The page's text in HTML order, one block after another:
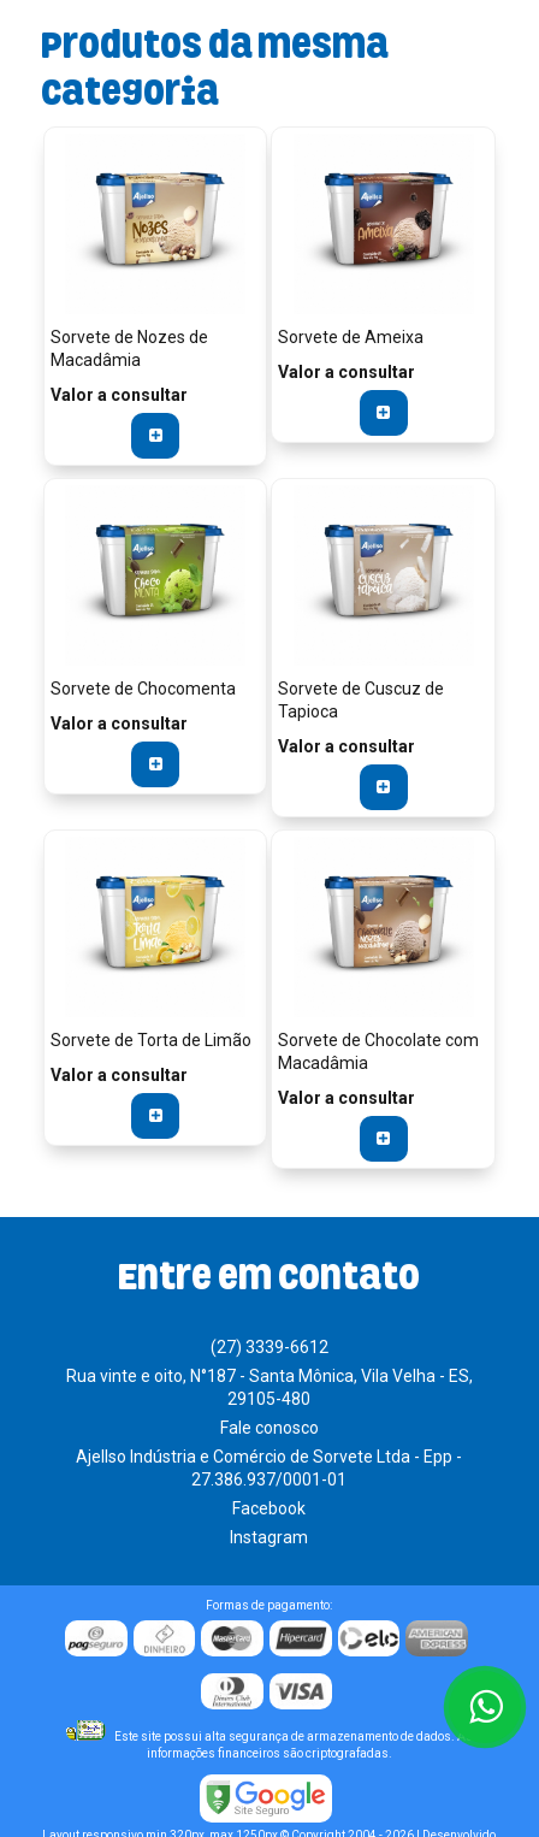
Produtos da mesma
categoria
Sorvete de Nozes de
Macadâmia
Valor a consultar
Sorvete de Ameixa
Valor a consultar
Sorvete de Chocomenta
Valor a consultar
Sorvete de Cuscuz de
Tapioca
Valor a consultar
Sorvete de Torta de Limão
Valor a consultar
Sorvete de Chocolate com
Macadâmia
Valor a consultar
Entre em contato
(27) 3339-6612
Rua vinte e oito, N°187 - Santa Mônica, Vila Velha - ES,
29105-480
Fale conosco
Ajellso Indústria e Comércio de Sorvete Ltda - Epp -
27.386.937/0001-01
Facebook
Instagram
Formas de pagamento:
Este site possui alta segurança de armazenamento de dados. As
informações financeiros são criptografadas.